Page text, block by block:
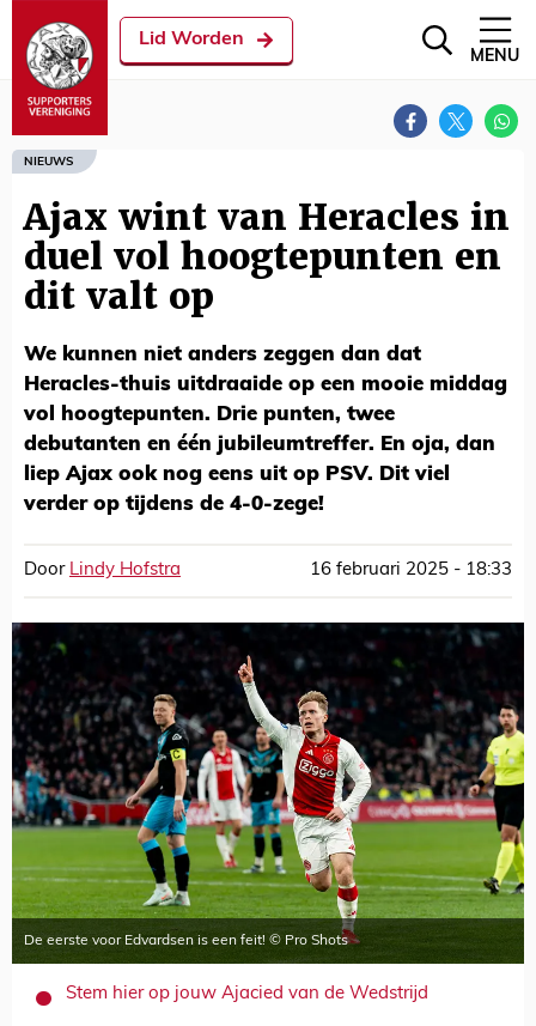
Lid Worden
MENU
NIEUWS
Ajax wint van Heracles in
duel vol hoogtepunten en
dit valt op
We kunnen niet anders zeggen dan dat
Heracles-thuis uitdraaide op een mooie middag
vol hoogtepunten. Drie punten, twee
debutanten en één jubileumtreffer. En oja, dan
liep Ajax ook nog eens uit op PSV. Dit viel
verder op tijdens de 4-0-zege!
Door Lindy Hofstra 16 februari 2025 - 18:33
De eerste voor Edvardsen is een feit! © Pro Shots
Stem hier op jouw Ajacied van de Wedstrijd